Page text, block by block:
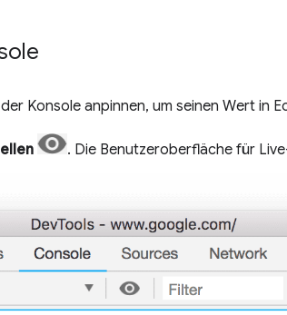
Konsole anpinnen, um seinen Wert in
. Die Benutzeroberfläche für